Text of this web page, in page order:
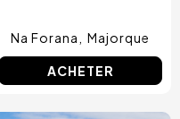
Na Forana Majorque
ACHETER